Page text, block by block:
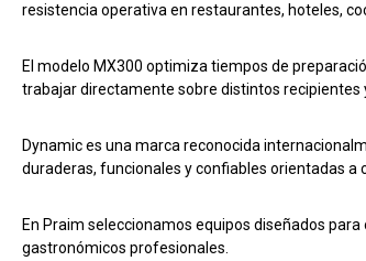
resistencia operativa en restaurantes, hoteles,
El modelo MX300 optimiza tiempos de
trabajar directamente sobre distintos recipientes
Dynamic es una marca reconocida
duraderas, funcionales y confiables orientadas a
En Praim seleccionamos equipos diseñados
gastronómicos profesionales.